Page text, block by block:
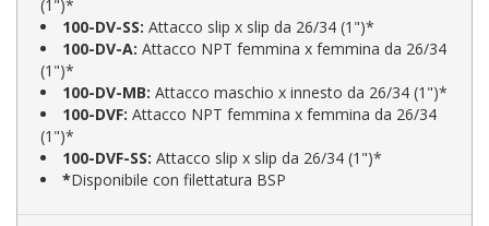
(1")*
100-DV-SS: Attacco slip x slip da 26/34 (1")*
100-DV-A: Attacco NPT femmina x femmina da 26/34
(1")*
100-DV-MB: Attacco maschio x innesto da 26/34 (1")*
100-DVF: Attacco NPT femmina x femmina da 26/34
(1")*
100-DVF-SS: Attacco slip x slip da 26/34 (1")*
*Disponibile con filettatura BSP